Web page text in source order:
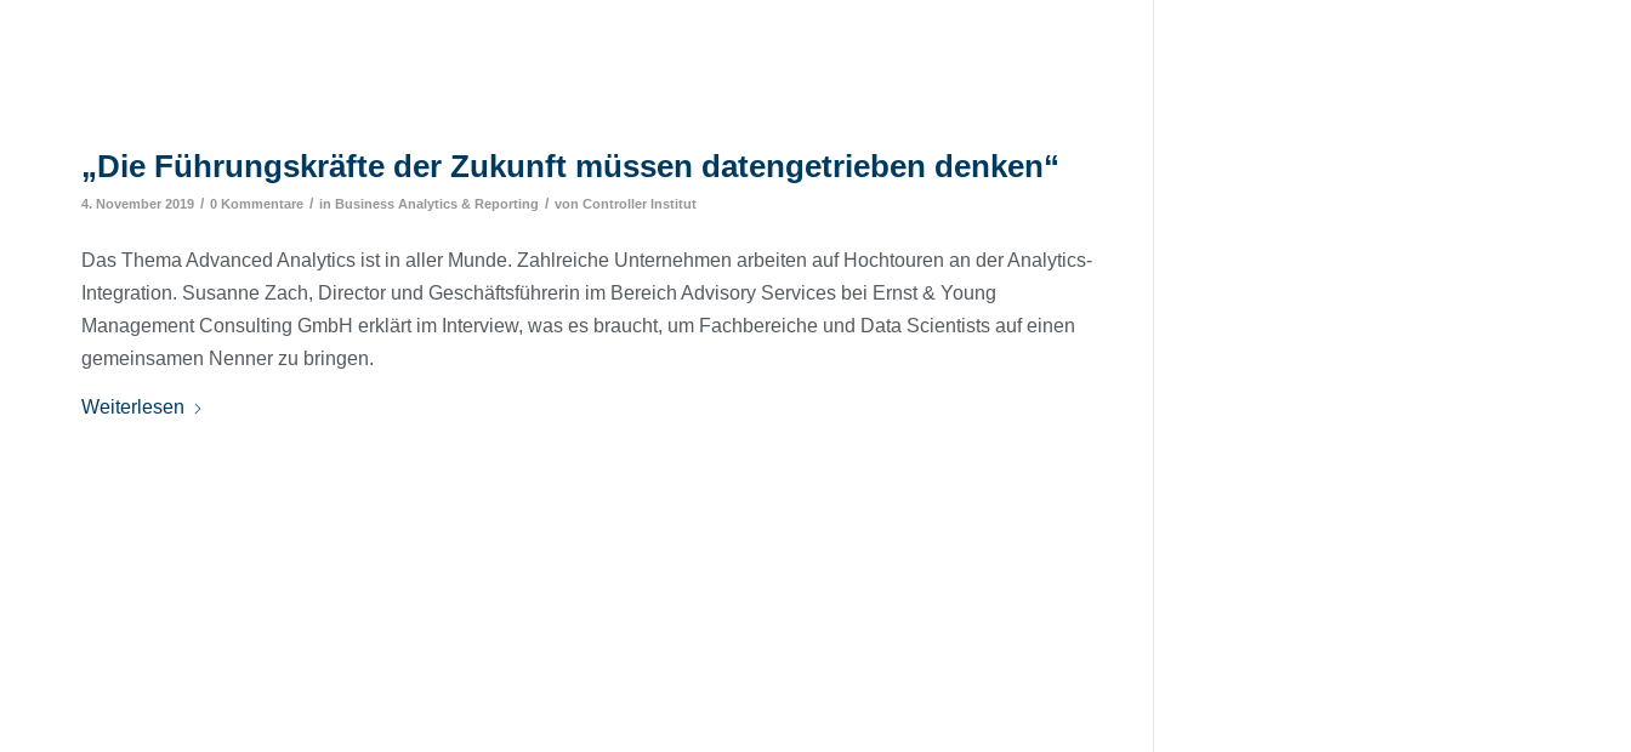
„Die Führungskräfte der Zukunft müssen datengetrieben denken“
4. November 2019 / 0 Kommentare / in Business Analytics & Reporting / von Controller Institut
Das Thema Advanced Analytics ist in aller Munde. Zahlreiche Unternehmen arbeiten auf Hochtouren an der Analytics-
Integration. Susanne Zach, Director und Geschäftsführerin im Bereich Advisory Services bei Ernst & Young
Management Consulting GmbH erklärt im Interview, was es braucht, um Fachbereiche und Data Scientists auf einen
gemeinsamen Nenner zu bringen.
Weiterlesen